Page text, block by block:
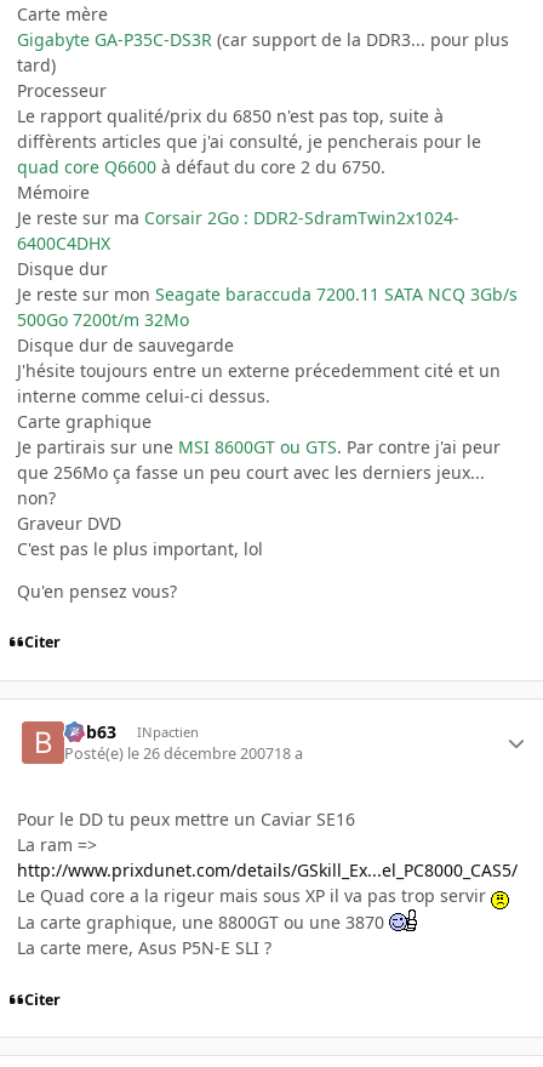
Carte mère
Gigabyte GA-P35C-DS3R (car support de la DDR3... pour plus
tard)
Processeur
Le rapport qualité/prix du 6850 n'est pas top, suite à
diffèrents articles que j'ai consulté, je pencherais pour le
quad core Q6600 à défaut du core 2 du 6750.
Mémoire
Je reste sur ma Corsair 2Go : DDR2-SdramTwin2x1024-
6400C4DHX
Disque dur
Je reste sur mon Seagate baraccuda 7200.11 SATA NCQ 3Gb/s
500Go 7200t/m 32Mo
Disque dur de sauvegarde
J'hésite toujours entre un externe précedemment cité et un
interne comme celui-ci dessus.
Carte graphique
Je partirais sur une MSI 8600GT ou GTS. Par contre j'ai peur
que 256Mo ça fasse un peu court avec les derniers jeux...
non?
Graveur DVD
C'est pas le plus important, lol
Qu'en pensez vous?
Citer
bob63 INpactien
Posté(e) le 26 décembre 200718 a
Pour le DD tu peux mettre un Caviar SE16
La ram =>
http://www.prixdunet.com/details/GSkill_Ex...el_PC8000_CAS5/
Le Quad core a la rigeur mais sous XP il va pas trop servir
La carte graphique, une 8800GT ou une 3870
La carte mere, Asus P5N-E SLI ?
Citer